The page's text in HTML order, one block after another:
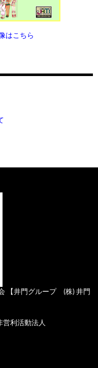
はこちら
【井門グループ (株) 井門
営利活動法人